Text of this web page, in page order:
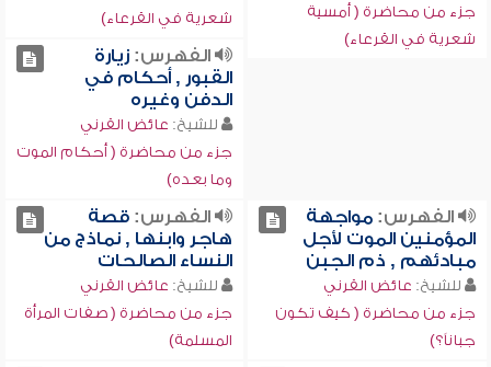
جزء من محاضرة ( أمسية
شعرية في القرعاء)
شعرية في القرعاء)
الفهرس:زيارة
القبور , أحكام في
الدفن وغيره
للشيخ: عائض القرني
جزء من محاضرة ( أحكام الموت
وما بعده)
الفهرس:مواجهة
المؤمنين الموت لأجل
مبادئهم , ذم الجبن
للشيخ: عائض القرني
جزء من محاضرة ( كيف تكون
جباناً؟)
الفهرس:قصة
هاجر وابنها , نماذج من
النساء الصالحات
للشيخ: عائض القرني
جزء من محاضرة ( صفات المرأة
المسلمة)